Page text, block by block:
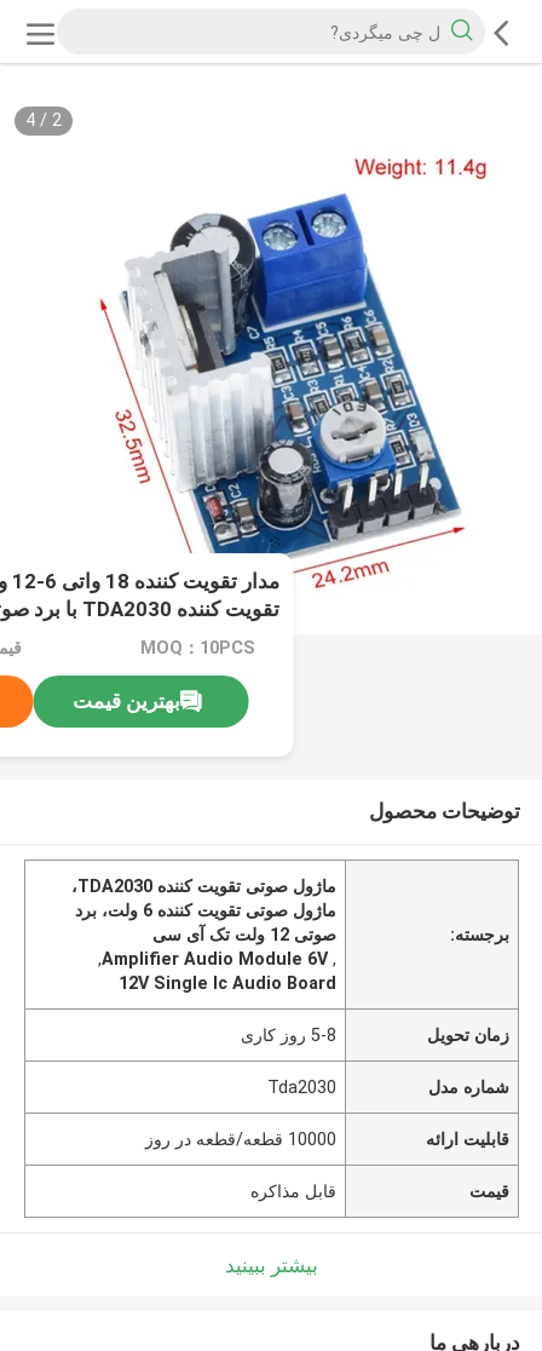
2
/
4
تقویت کننده TDA2030 با برد صوتی قابل تنظیم ولوم
MOQ：10PCS
بهترین قیمت
توضیحات محصول
برجسته:
ماژول صوتی تقویت کننده TDA2030،
ماژول صوتی تقویت کننده 6 ولت، برد
صوتی 12 ولت تک آی سی
,
Amplifier Audio Module 6V
,
12V Single Ic Audio Board
زمان تحویل 5-8 روز کاری
شماره مدل Tda2030
قابلیت ارائه 10000 قطعه/قطعه در روز
قیمت قابل مذاکره
بیشتر ببینید
دربارهی ما